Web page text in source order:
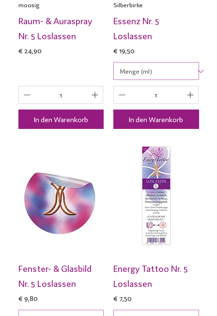
moosig
Raum- & Auraspray
Nr. 5 Loslassen
Preis
€ 24,90
In den Warenkorb
Silberbirke
Essenz Nr. 5
Loslassen
Preis
€ 19,50
In den Warenkorb
Fenster- & Glasbild
Nr. 5 Loslassen
Preis
€ 9,80
Energy Tattoo Nr. 5
Loslassen
Preis
€ 7,50